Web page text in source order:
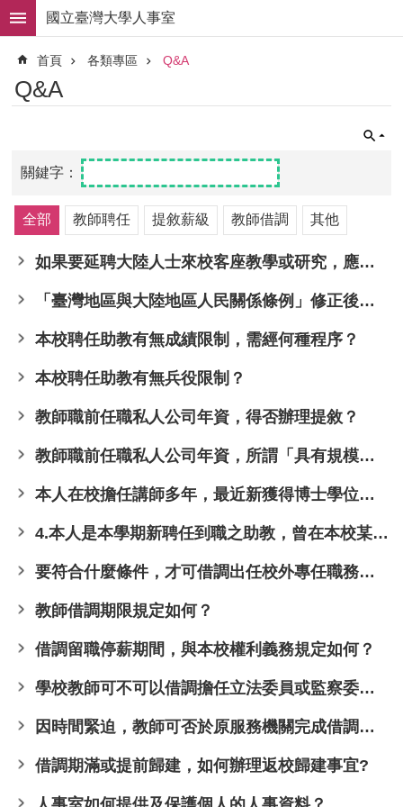
跳到主要內容區塊
進
階
搜
尋
徵
組
織
職
事
用
單
各
專
詢
項
關
站
大
國立臺灣大學人事室
首頁 各類專區 Q&A
Q&A
全部 教師聘任 提敘薪級 教師借調 其他
如果要延聘大陸人士來校客座教學或研究，應如何辦理？
「臺灣地區與大陸地區人民關係條例」修正後，得否聘任大陸地區人民擔任專任教師，並辦理教師資格審查？
本校聘任助教有無成績限制，需經何種程序？
本校聘任助教有無兵役限制？
教師職前任職私人公司年資，得否辦理提敘？
教師職前任職私人公司年資，所謂「具有規模」，是如何認定？
本人在校擔任講師多年，最近新獲得博士學位，可否申請辦理改敘薪級？
4.本人是本學期新聘任到職之助教，曾在本校某系擔任計畫之研究助理三年，可否申請辦理提敘薪級？
要符合什麼條件，才可借調出任校外專任職務？需經過何種程序？
教師借調期限規定如何？
借調留職停薪期間，與本校權利義務規定如何？
學校教師可不可以借調擔任立法委員或監察委員？
因時間緊迫，教師可否於原服務機關完成借調程序之前即先行前往借調機關任職？
借調期滿或提前歸建，如何辦理返校歸建事宜?